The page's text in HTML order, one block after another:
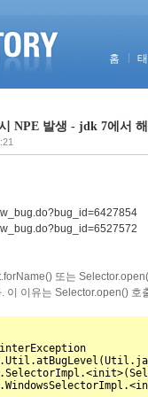
홈
NPE 발생 - jdk 7에서
또는
이 이유는 Selector.open()